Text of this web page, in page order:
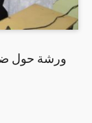
ورشة حول